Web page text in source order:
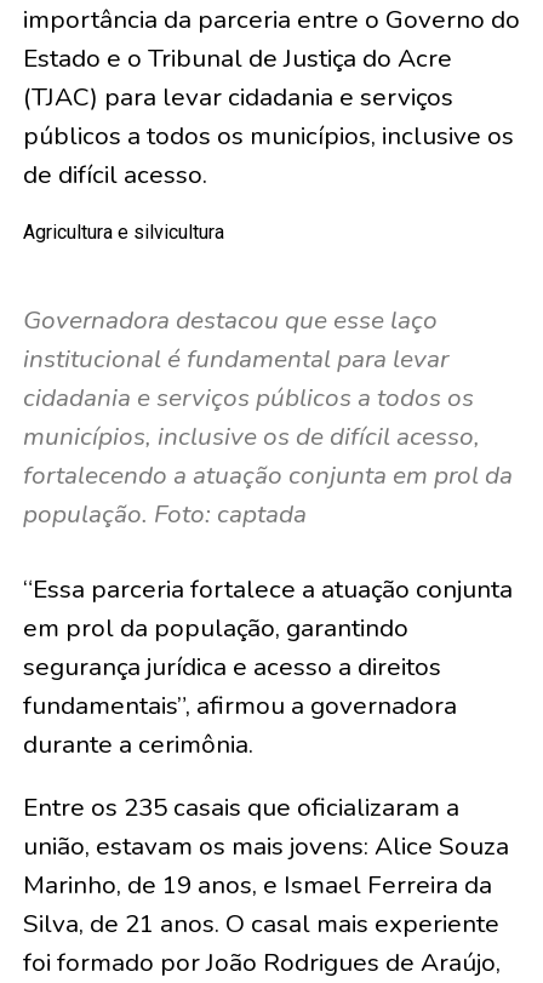
importância da parceria entre o Governo do
Estado e o Tribunal de Justiça do Acre
(TJAC) para levar cidadania e serviços
públicos a todos os municípios, inclusive os
de difícil acesso.
Agricultura e silvicultura
Governadora destacou que esse laço
institucional é fundamental para levar
cidadania e serviços públicos a todos os
municípios, inclusive os de difícil acesso,
fortalecendo a atuação conjunta em prol da
população. Foto: captada
“Essa parceria fortalece a atuação conjunta
em prol da população, garantindo
segurança jurídica e acesso a direitos
fundamentais”, afirmou a governadora
durante a cerimônia.
Entre os 235 casais que oficializaram a
união, estavam os mais jovens: Alice Souza
Marinho, de 19 anos, e Ismael Ferreira da
Silva, de 21 anos. O casal mais experiente
foi formado porJoão Rodrigues de Araújo,